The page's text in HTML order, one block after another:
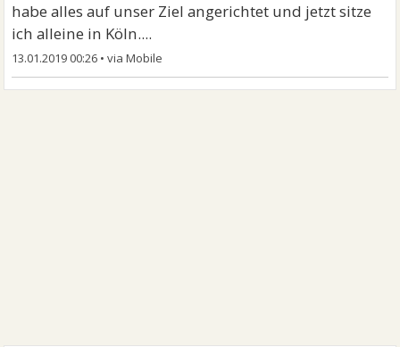
habe alles auf unser Ziel angerichtet und jetzt sitze
ich alleine in Köln....
13.01.2019 00:26 •